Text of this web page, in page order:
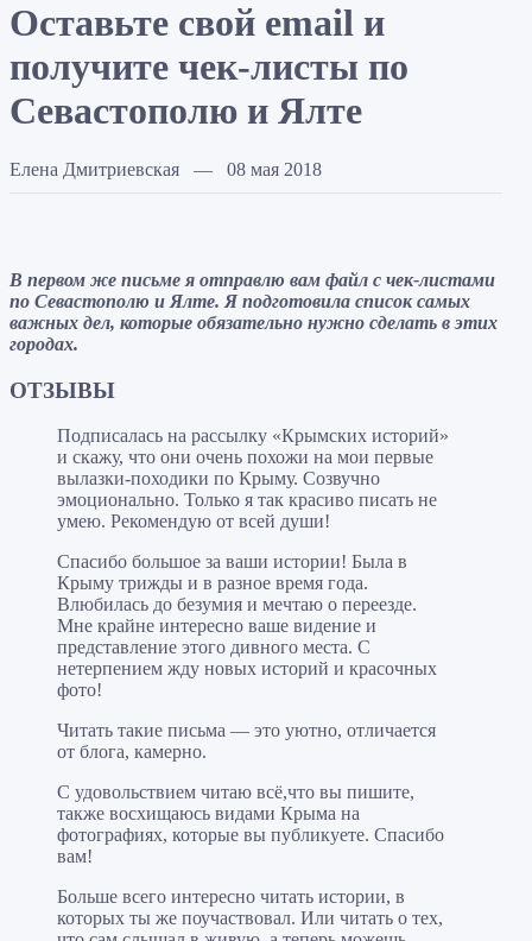
Оставьте свой email и
получите чек-листы по
Севастополю и Ялте
Елена Дмитриевская — 08 мая 2018
В первом же письме я отправлю вам файл c чек-листами
по Севастополю и Ялте. Я подготовила список самых
важных дел, которые обязательно нужно сделать в этих
городах.
ОТЗЫВЫ
Подписалась на рассылку «Крымских историй»
и скажу, что они очень похожи на мои первые
вылазки-походики по Крыму. Созвучно
эмоционально. Только я так красиво писать не
умею. Рекомендую от всей души!
Спасибо большое за ваши истории! Была в
Крыму трижды и в разное время года.
Влюбилась до безумия и мечтаю о переезде.
Мне крайне интересно ваше видение и
представление этого дивного места. С
нетерпением жду новых историй и красочных
фото!
Читать такие письма — это уютно, отличается
от блога, камерно.
С удовольствием читаю всё,что вы пишите,
также восхищаюсь видами Крыма на
фотографиях, которые вы публикуете. Спасибо
вам!
Больше всего интересно читать истории, в
которых ты же поучаствовал. Или читать о тех,